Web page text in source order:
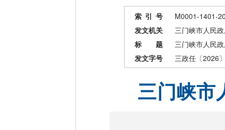
索 引 号
M0001-1401-
发文机关
三门峡市人民
标 题
三门峡市人民
发文字号
三政任〔2026
三门峡市